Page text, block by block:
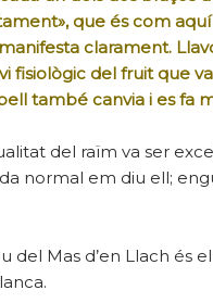
que és com
clarament.
fisiològic del fruit que
també canvia i es fa
del raïm va ser
normal em diu ell;
del Mas d’en Llach és